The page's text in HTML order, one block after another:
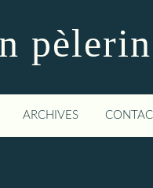
pèlerin
ARCHIVES